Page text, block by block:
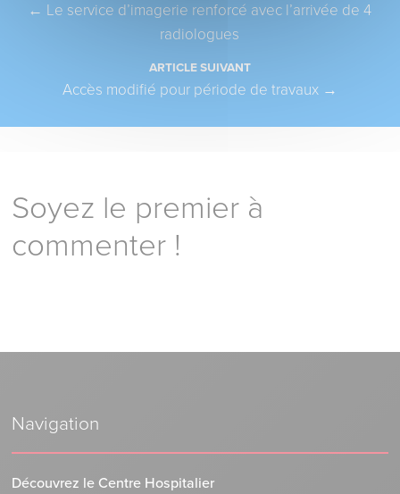
← Le service d’imagerie renforcé avec l’arrivée de 4
radiologues
ARTICLE SUIVANT
Accès modifié pour période de travaux →
Soyez le premier à
commenter !
Navigation
Découvrez le Centre Hospitalier